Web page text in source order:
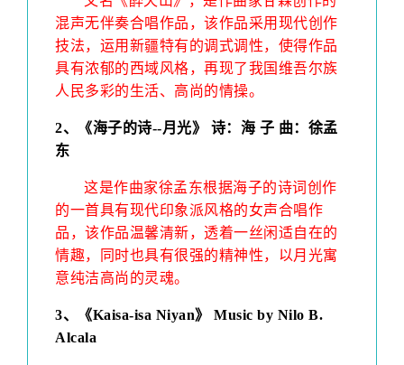
混声无伴奏合唱作品，该作品采用现代创作
技法，运用新疆特有的调式调性，使得作品
具有浓郁的西域风格，再现了我国维吾尔族
人民多彩的生活、高尚的情操。
2、
《海子的诗--月光》 诗：海 子 曲：徐孟
东
这是作曲家徐孟东根据海子的诗词创作
的一首具有现代印象派风格的女声合唱作
品，该作品温馨清新，透着一丝闲适自在的
情趣，同时也具有很强的精神性，以月光寓
意纯洁高尚的灵魂。
3、 《Kaisa-isa Niyan》 Music by Nilo B.
Alcala